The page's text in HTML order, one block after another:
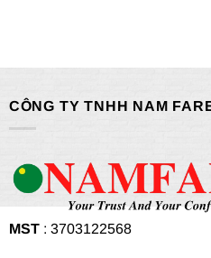
CÔNG TY TNHH NAM
MST: 3703122568